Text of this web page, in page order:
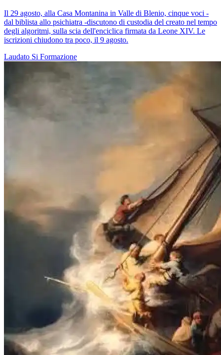
Il 29 agosto, alla Casa Montanina in Valle di Blenio, cinque voci -
dal biblista allo psichiatra -discutono di custodia del creato nel tempo
degli algoritmi, sulla scia dell'enciclica firmata da Leone XIV. Le
iscrizioni chiudono tra poco, il 9 agosto.
Laudato Si Formazione